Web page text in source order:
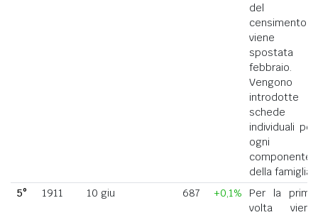
del
censimento
viene
spostata a
febbraio.
Vengono
introdotte
schede
individuali per
ogni
componente
della famiglia.
5°
1911 10 giu 687 +0,1%
Per la prima
volta viene